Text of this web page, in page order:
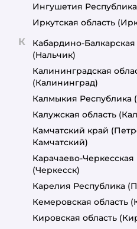
Ингушетия Республика
Иркутская область
К
Кабардино-
(Нальчик)
Калининградская
(Калининград)
Калмыкия Республика
Калужская область
Камчатский край
Камчатский)
Карачаево-
(Черкесск)
Карелия Республика
Кемеровская область
Кировская область